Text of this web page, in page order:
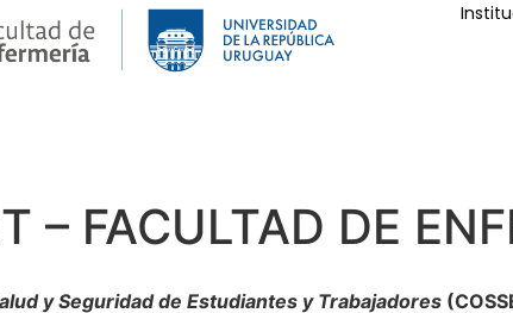
– FACULTAD DE
y Seguridad de Estudiantes y Trabajadores